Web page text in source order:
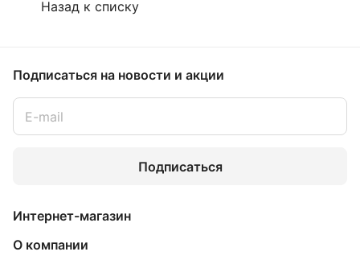
Назад к списку
Подписаться на новости и акции
Подписаться
Интернет-магазин
О компании